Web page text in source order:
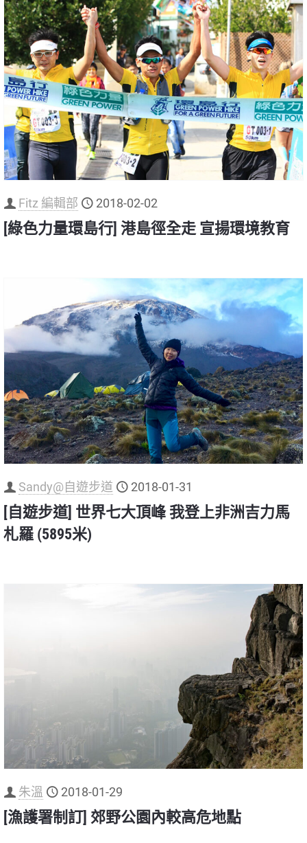
Fitz 編輯部 2018-02-02
[綠色力量環島行] 港島徑全走 宣揚環境教育
Sandy@自遊步道 2018-01-31
[自遊步道] 世界七大頂峰 我登上非洲吉力馬
札羅 (5895米)
朱溫 2018-01-29
[漁護署制訂] 郊野公園內較高危地點